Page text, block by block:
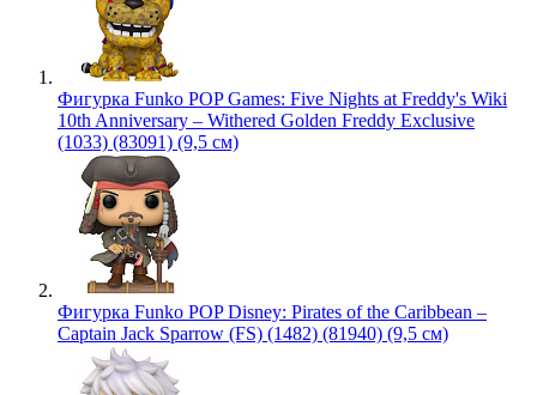
Фигурка Funko POP Games: Five Nights at Freddy's Wiki
10th Anniversary – Withered Golden Freddy Exclusive
(1033) (83091) (9,5 см)
Фигурка Funko POP Disney: Pirates of the Caribbean –
Captain Jack Sparrow (FS) (1482) (81940) (9,5 см)